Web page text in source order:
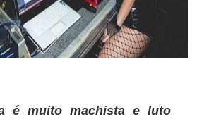
é muito machista e luto